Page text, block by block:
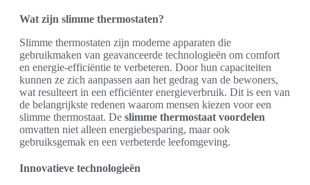
Wat zijn slimme thermostaten?
Slimme thermostaten zijn moderne apparaten die
gebruikmaken van geavanceerde technologieën om comfort
en energie-efficiëntie te verbeteren. Door hun capaciteiten
kunnen ze zich aanpassen aan het gedrag van de bewoners,
wat resulteert in een efficiënter energieverbruik. Dit is een van
de belangrijkste redenen waarom mensen kiezen voor een
slimme thermostaat. De slimme thermostaat voordelen
omvatten niet alleen energiebesparing, maar ook
gebruiksgemak en een verbeterde leefomgeving.
Innovatieve technologieën